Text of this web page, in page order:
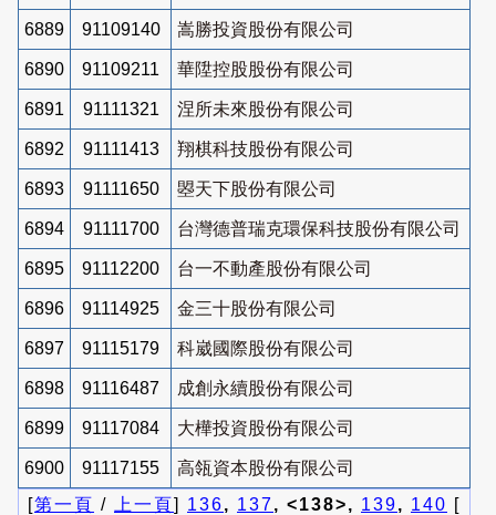
6889 91109140 嵩勝投資股份有限公司
6890 91109211 華陞控股股份有限公司
6891 91111321 涅所未來股份有限公司
6892 91111413 翔棋科技股份有限公司
6893 91111650 曌天下股份有限公司
6894 91111700 台灣德普瑞克環保科技股份有限公司
6895 91112200 台一不動產股份有限公司
6896 91114925 金三十股份有限公司
6897 91115179 科崴國際股份有限公司
6898 91116487 成創永續股份有限公司
6899 91117084 大樺投資股份有限公司
6900 91117155
高瓴資本股份有限公司
[第一頁 / 上一頁] 136, 137, <138>, 139, 140 [